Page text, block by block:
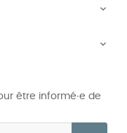


être informé∙e de